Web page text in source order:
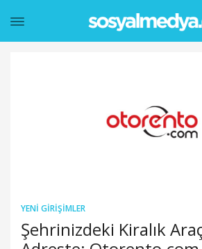
YENI GIRIŞIMLER
Şehrinizdeki Kiralık